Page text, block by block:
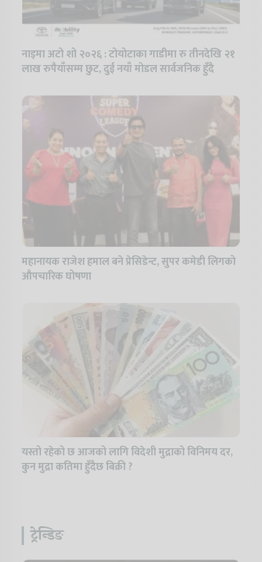
नाइमा अटो शो २०२६ : टोयोटाका गाडीमा रु तीनदेखि २१
लाख रुपैयाँसम्म छुट, दुई नयाँ मोडल सार्वजनिक हुँदै
महानायक राजेश हमाल बने प्रेसिडेन्ट, सुपर कमेडी लिगको
औपचारिक घोषणा
यस्तो रहेको छ आजको लागि विदेशी मुद्राको विनिमय दर,
कुन मुद्रा कतिमा हुँदैछ बिक्री ?
ट्रेन्डिङ